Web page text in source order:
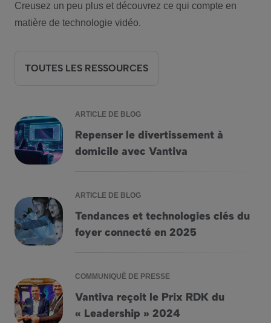
Creusez un peu plus et découvrez ce qui compte en
matière de technologie vidéo.
TOUTES LES RESSOURCES
ARTICLE DE BLOG
Repenser le divertissement à
domicile avec Vantiva
Repenser le divertissement à domicile avec Vantiva
ARTICLE DE BLOG
Tendances et technologies clés du
foyer connecté en 2025
Tendances et technologies clés du foyer connecté en 2025
COMMUNIQUÉ DE PRESSE
Vantiva reçoit le Prix RDK du
« Leadership » 2024
Vantiva reçoit le Prix RDK du « Leadership » 2024